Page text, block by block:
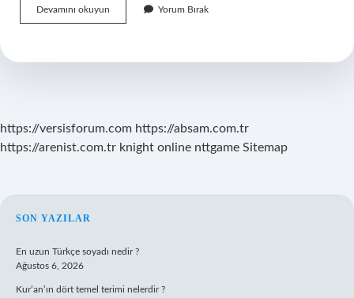
Devamını okuyun Odadaki
Nem
Ölçülür
Yorum Bırak
https://versisforum.com https://absam.com.tr
https://arenist.com.tr knight online nttgame Sitemap
SIDEBAR
SON YAZILAR
En uzun Türkçe soyadı nedir ?
Ağustos 6, 2026
Kur’an’ın dört temel terimi nelerdir ?